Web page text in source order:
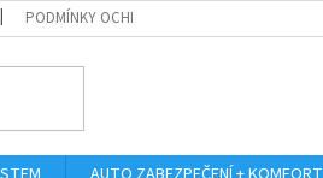
PODMÍNKY OCHRANY OSOBNÍCH ÚDAJŮ